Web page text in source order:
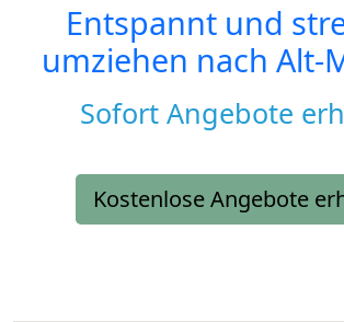
Entspannt und
umziehen nach Alt-
Sofort Angebote
Kostenlose Angebote